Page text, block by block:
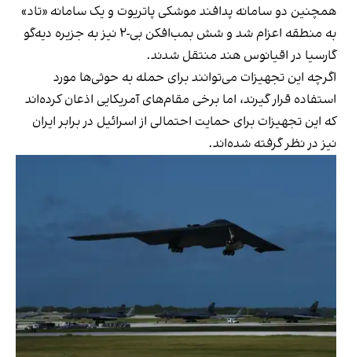
همچنین دو سامانه پدافند موشکی پاتریوت و یک سامانه «تاد»
به منطقه اعزام شد و شش بمب‌افکن بی‌-۲ نیز به جزیره دیه‌گو
گارسیا در اقیانوس هند منتقل شدند.
اگرچه این تجهیزات می‌توانند برای حمله به حوثی‌ها مورد
استفاده قرار گیرند، اما برخی مقام‌های آمریکایی اذعان کرده‌اند
که این تجهیزات برای حمایت احتمالی از اسرائیل در برابر ایران
نیز در نظر گرفته شده‌اند.